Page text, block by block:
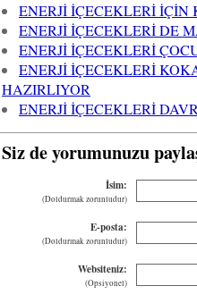
ENERJİ İÇECEKLERİ
ENERJİ İÇECEKLERİ DE
ENERJİ İÇECEKLERİ
ENERJİ İÇECEKLERİ
HAZIRLIYOR
ENERJİ İÇECEKLERİ
Siz de yorumunuzu
İsim:
(Doldurmak zorunludur)
E-posta:
(Doldurmak zorunludur)
Websiteniz:
(Opsiyonel)